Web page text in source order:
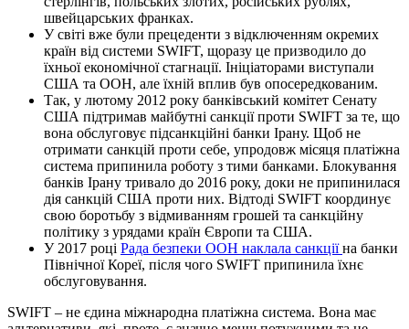
швейцарських франках.
У світі вже були прецеденти з відключенням окремих
країн від системи SWIFT, щоразу це призводило до
їхньої економічної стагнації. Ініціаторами виступали
США та ООН, але їхній вплив був опосередкованим.
Так, у лютому 2012 року банківський комітет Сенату
США підтримав майбутні санкції проти SWIFT за те, що
вона обслуговує підсанкційні банки Ірану. Щоб не
отримати санкцій проти себе, упродовж місяця платіжна
система припинила роботу з тими банками. Блокування
банків Ірану тривало до 2016 року, доки не припинилася
дія санкцій США проти них. Відтоді SWIFT координує
свою боротьбу з відмиванням грошей та санкційну
політику з урядами країн Європи та США.
У 2017 році Рада безпеки ООН наклала санкціїна банки
Північної Кореї, після чого SWIFT припинила їхнє
обслуговування.
SWIFT – не єдина міжнародна платіжна система. Вона має